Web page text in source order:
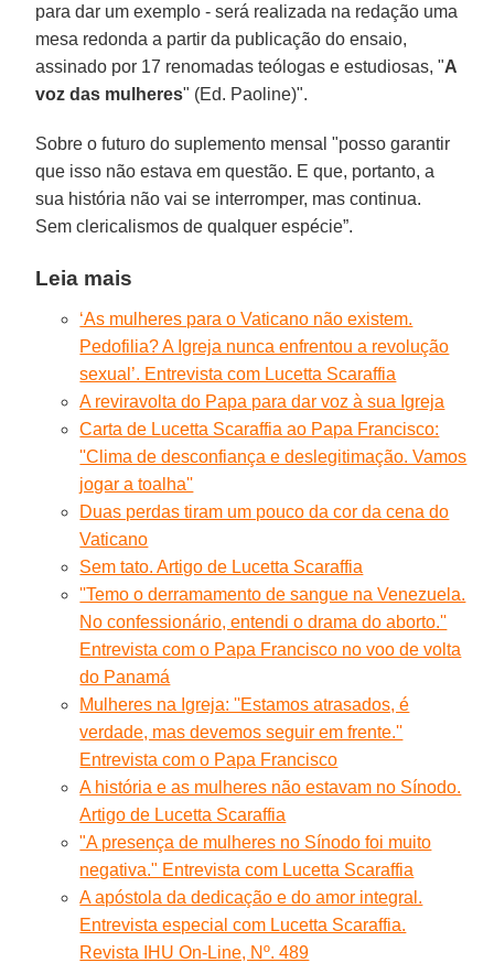
para dar um exemplo - será realizada na redação uma
mesa redonda a partir da publicação do ensaio,
assinado por 17 renomadas teólogas e estudiosas, "A
voz das mulheres" (Ed. Paoline)".
Sobre o futuro do suplemento mensal "posso garantir
que isso não estava em questão. E que, portanto, a
sua história não vai se interromper, mas continua.
Sem clericalismos de qualquer espécie”.
Leia mais
‘As mulheres para o Vaticano não existem.
Pedofilia? A Igreja nunca enfrentou a revolução
sexual’. Entrevista com Lucetta Scaraffia
A reviravolta do Papa para dar voz à sua Igreja
Carta de Lucetta Scaraffia ao Papa Francisco:
''Clima de desconfiança e deslegitimação. Vamos
jogar a toalha''
Duas perdas tiram um pouco da cor da cena do
Vaticano
Sem tato. Artigo de Lucetta Scaraffia
''Temo o derramamento de sangue na Venezuela.
No confessionário, entendi o drama do aborto.''
Entrevista com o Papa Francisco no voo de volta
do Panamá
Mulheres na Igreja: ''Estamos atrasados, é
verdade, mas devemos seguir em frente.''
Entrevista com o Papa Francisco
A história e as mulheres não estavam no Sínodo.
Artigo de Lucetta Scaraffia
"A presença de mulheres no Sínodo foi muito
negativa." Entrevista com Lucetta Scaraffia
A apóstola da dedicação e do amor integral.
Entrevista especial com Lucetta Scaraffia.
Revista IHU On-Line, Nº. 489